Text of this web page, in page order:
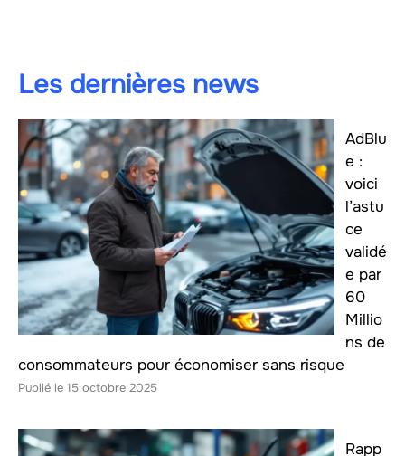
Les dernières news
AdBlu
e :
voici
l’astu
ce
validé
e par
60
Millio
ns de
consommateurs pour économiser sans risque
15 octobre 2025
Rapp